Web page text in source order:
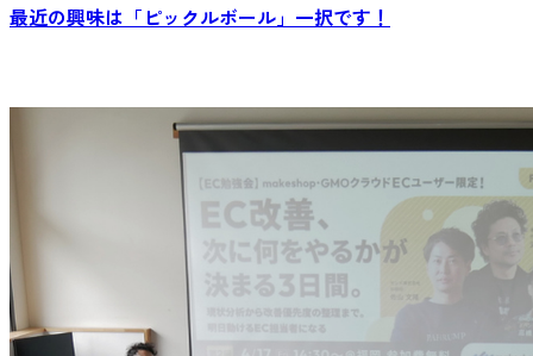
最近の興味は「ピックルボール」一択です！